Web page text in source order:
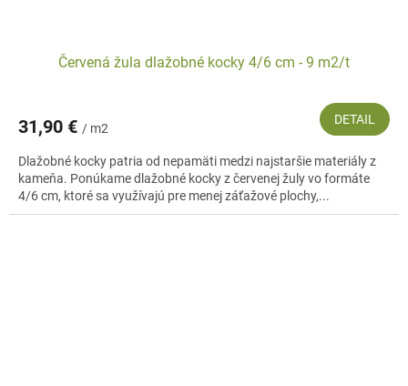
Červená žula dlažobné kocky 4/6 cm - 9 m2/t
31,90 € / m2
DETAIL
Dlažobné kocky patria od nepamäti medzi najstaršie materiály z
kameňa. Ponúkame dlažobné kocky z červenej žuly vo formáte
4/6 cm, ktoré sa využívajú pre menej záťažové plochy,...